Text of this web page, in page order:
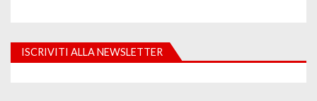
ISCRIVITI ALLA NEWSLETTER